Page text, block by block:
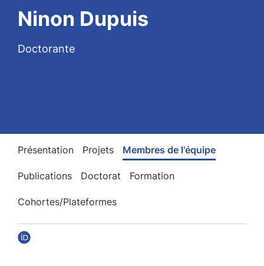
Ninon Dupuis
Doctorante
Présentation Projets Membres de l'équipe
Publications Doctorat Formation
Cohortes/Plateformes